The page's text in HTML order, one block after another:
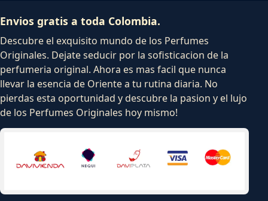
Envios gratis a toda Colombia.
Descubre el exquisito mundo de los Perfumes
Originales. Dejate seducir por la sofisticacion de la
perfumeria original. Ahora es mas facil que nunca
llevar la esencia de Oriente a tu rutina diaria. No
pierdas esta oportunidad y descubre la pasion y el lujo
de los Perfumes Originales hoy mismo!